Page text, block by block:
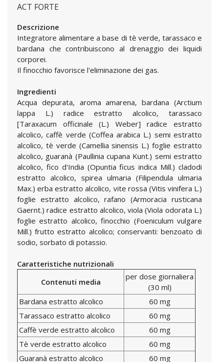
ACT FORTE
Descrizione
Integratore alimentare a base di tè verde, tarassaco e
bardana che contribuiscono al drenaggio dei liquidi
corporei.
Il finocchio favorisce l'eliminazione dei gas.
Ingredienti
Acqua depurata, aroma amarena, bardana (Arctium
lappa L.) radice estratto alcolico, tarassaco
[Taraxacum officinale (L.) Weber] radice estratto
alcolico, caffè verde (Coffea arabica L.) semi estratto
alcolico, tè verde (Camellia sinensis L.) foglie estratto
alcolico, guaranà (Paullinia cupana Kunt.) semi estratto
alcolico, fico d'India (Opuntia ficus indica Mill.) cladodi
estratto alcolico, spirea ulmaria (Filipendula ulmaria
Max.) erba estratto alcolico, vite rossa (Vitis vinifera L.)
foglie estratto alcolico, rafano (Armoracia rusticana
Gaernt.) radice estratto alcolico, viola (Viola odorata L.)
foglie estratto alcolico, finocchio (Foeniculum vulgare
Mill.) frutto estratto alcolico; conservanti: benzoato di
sodio, sorbato di potassio.
Caratteristiche nutrizionali
Contenuti media
per dose giornaliera
(30 ml)
Bardana estratto alcolico
60 mg
Tarassaco estratto alcolico
60 mg
Caffè verde estratto alcolico
60 mg
Tè verde estratto alcolico
60 mg
Guaranà estratto alcolico
60 mg